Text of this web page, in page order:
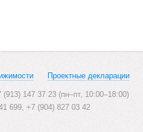
Проектные декларации
147 37 23 (пн–пт, 10:00–18:00)
699, +7 (904) 827 03 42